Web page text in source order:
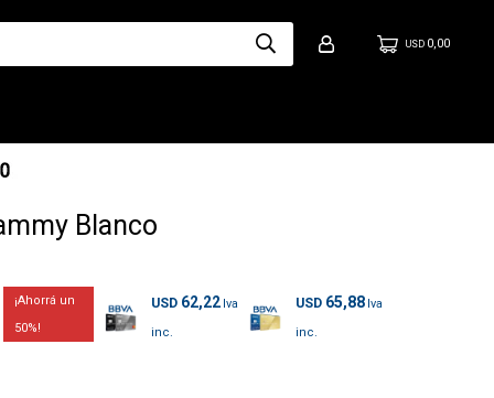
USD 0,00
Blanco
50
USD 62,22 USD 65,88